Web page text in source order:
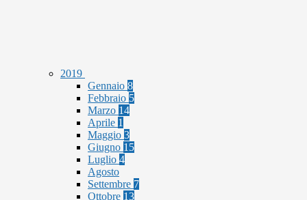
2019
Gennaio 8
Febbraio 5
Marzo 14
Aprile 1
Maggio 3
Giugno 15
Luglio 4
Agosto
Settembre 7
Ottobre 13